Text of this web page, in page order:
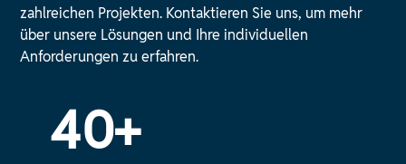
zahlreichen Projekten. Kontaktieren Sie uns, um mehr
über unsere Lösungen und Ihre individuellen
Anforderungen zu erfahren.
40+